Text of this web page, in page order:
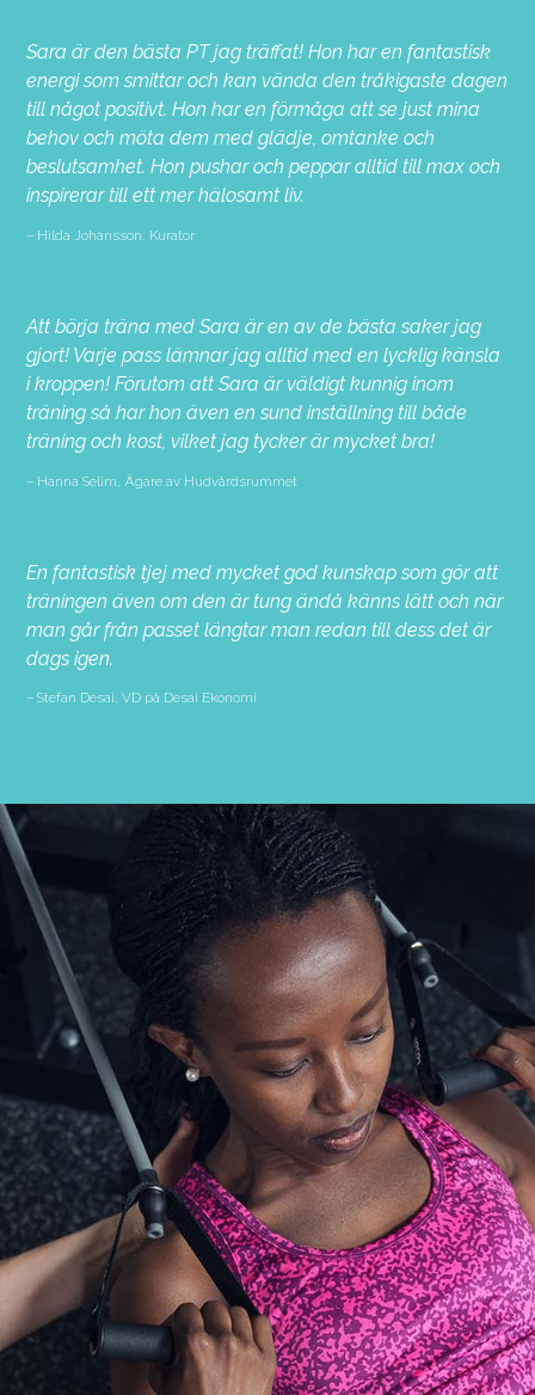
Sara är den bästa PT jag träffat! Hon har en fantastisk
energi som smittar och kan vända den tråkigaste dagen
till något positivt. Hon har en förmåga att se just mina
behov och möta dem med glädje, omtanke och
beslutsamhet. Hon pushar och peppar alltid till max och
inspirerar till ett mer hälosamt liv.
Hilda Johansson, Kurator
Att börja träna med Sara är en av de bästa saker jag
gjort! Varje pass lämnar jag alltid med en lycklig känsla
i kroppen! Förutom att Sara är väldigt kunnig inom
träning så har hon även en sund inställning till både
träning och kost, vilket jag tycker är mycket bra!
Hanna Selim, Ägare av Hudvårdsrummet
En fantastisk tjej med mycket god kunskap som gör att
träningen även om den är tung ändå känns lätt och när
man går från passet längtar man redan till dess det är
dags igen.
Stefan Desai, VD på Desai Ekonomi